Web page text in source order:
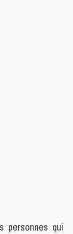
personnes qui